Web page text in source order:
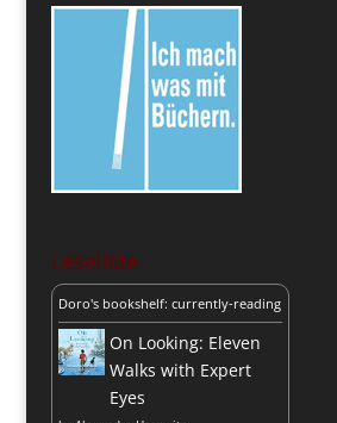
Leseliste
Doro's bookshelf: currently-reading
On Looking: Eleven
Walks with Expert
Eyes